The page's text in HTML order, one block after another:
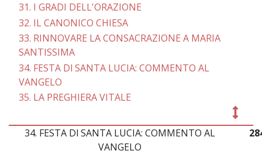
31. I GRADI DELL'ORAZIONE
32. IL CANONICO CHIESA
33. RINNOVARE LA CONSACRAZIONE A MARIA
SANTISSIMA
34. FESTA Dl SANTA LUCIA: COMMENTO AL
VANGELO
35. LA PREGHIERA VITALE
34. FESTA Dl SANTA LUCIA: COMMENTO AL
VANGELO